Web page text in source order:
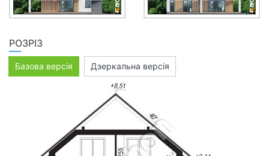
РОЗРІЗ
Базова версія Дзеркальна версія